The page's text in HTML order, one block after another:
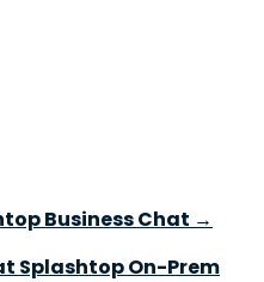
Business Chat →
Splashtop On-Prem